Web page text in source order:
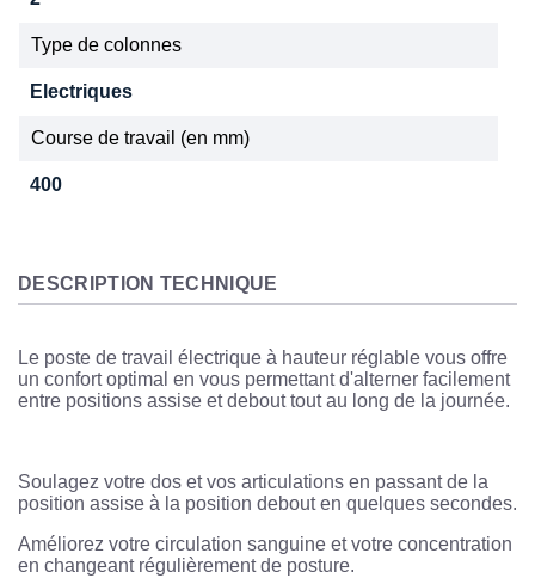
Type de colonnes
Electriques
Course de travail (en mm)
400
DESCRIPTION TECHNIQUE
Le poste de travail électrique à hauteur réglable vous offre
un confort optimal en vous permettant d'alterner facilement
entre positions assise et debout tout au long de la journée.
Soulagez votre dos et vos articulations en passant de la
position assise à la position debout en quelques secondes.
Améliorez votre circulation sanguine et votre concentration
en changeant régulièrement de posture.